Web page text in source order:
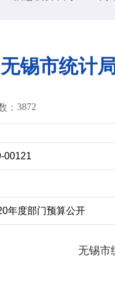
无锡市统计
： 3872
00121
年度部门预算公开
无锡市统